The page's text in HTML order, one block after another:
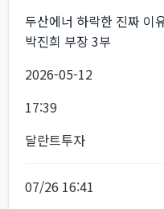
두산에너 하락한 진짜 이
박진희 부장 3부
2026-05-12
17:39
달란트투자
07/26 16:41